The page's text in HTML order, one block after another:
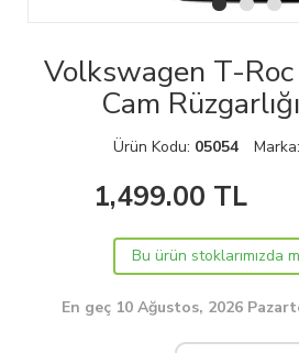
Volkswagen T-Roc
Cam
Ürün Kodu: 05054 Marka:
1,499.00 TL
Bu ürün stoklarımızda
En geç 10 Ağustos, 2026